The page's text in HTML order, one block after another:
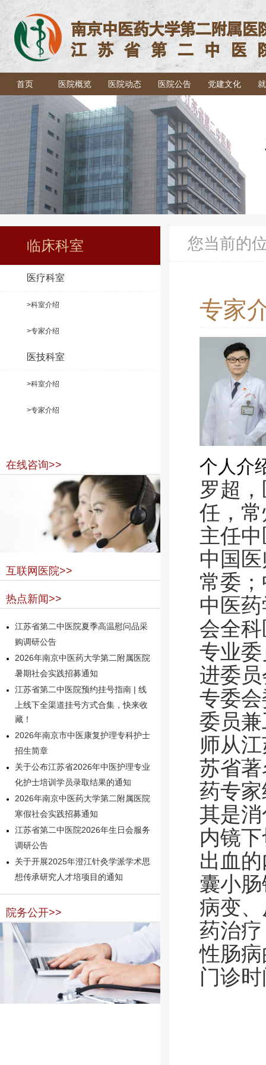
首页 医院概览 医院动态 医院公告 党建文化
临床科室
医疗科室
>科室介绍
>专家介绍
医技科室
>科室介绍
>专家介绍
在线咨询>>
互联网医院>>
热点新闻>>
江苏省第二中医院夏季高温慰问品采
购调研公告
2026年南京中医药大学第二附属医院
暑期社会实践招募通知
江苏省第二中医院预约挂号指南 | 线
上线下全渠道挂号方式合集，快来收
藏！
2026年南京市中医康复护理专科护士
招生简章
关于公布江苏省2026年中医护理专业
化护士培训学员录取结果的通知
2026年南京中医药大学第二附属医院
寒假社会实践招募通知
江苏省第二中医院2026年生日会服务
调研公告
关于开展2025年澄江针灸学派学术思
想传承研究人才培项目的通知
院务公开>>
您当前的
专家
个人介
罗超
任，
主任
中国
常委
中医
会全
专业
进委
专委
委员
师从
苏省
药专
其是
内镜
出血
囊小
病变
药治
性肠
门诊